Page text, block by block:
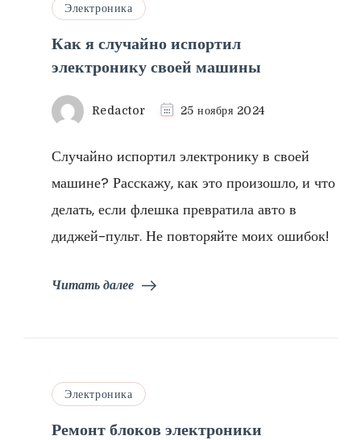
Электроника
Как я случайно испортил
электронику своей машины
Redactor 25 ноября 2024
Случайно испортил электронику в своей
машине? Расскажу, как это произошло, и что
делать, если флешка превратила авто в
диджей-пульт. Не повторяйте моих ошибок!
Читать далее
Электроника
Ремонт блоков электроники